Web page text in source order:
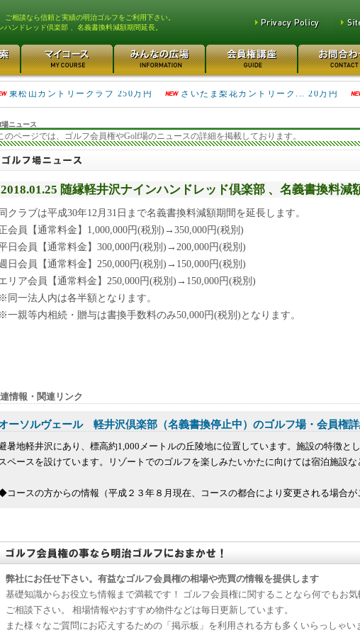
ご相談なら信頼と実績の明治ゴルフをご利用下さい。
ハンドレッド倶楽部 、名義書換料減額期間延長。
平塚富士見カントリークラ... 700万円 都留カントリー倶楽部 55万円
3400万円
東松山カントリークラブ 250万円
さいたま梨花カントリーク... 20万円
万円
ニュース
のページでは、ゴルフ会員権やGolf場のニュースの詳細を掲載しております。
2018.01.25 随縁軽井沢ナインハンドレッド倶楽部 、名義書換料減
クラブは平成30年12月31日まで名義書換料減額期間を延長します。
会員【通常料金】1,000,000円(税別)→350,000円(税別)
日会員【通常料金】300,000円(税別)→200,000円(税別)
日会員【通常料金】250,000円(税別)→150,000円(税別)
リア会員【通常料金】250,000円(税別)→150,000円(税別)
同一法人内は各半額となります。
一親等内相続・贈与は書換手数料のみ50,000円(税別)となります。
情報・関連リンク
ーソルヴェール 軽井沢倶楽部（名義書換停止中）のゴルフ場・会員権
暑地軽井沢にあり、標高約1,000メートルの丘陵地に位置しています。施設の特徴と
ペースを設けています。リゾートでのゴルフを楽しみたいかたに向けては宿泊施設な
コースの方からの情報（平成２３年８月現在、コースの都合により変更される場合が
弊社にお任せ下さい。有益なゴルフ会員権の相場や売買の情報を提供します
基礎知識からお役立ち情報まで満載です！ ゴルフ会員権に関することなら何でもお気
ご相談下さい。 相場情報やおすすめ物件などは毎日更新しています。
また様々なご質問にお応えするための「掲示板」を利用される方も多くいらっしゃい